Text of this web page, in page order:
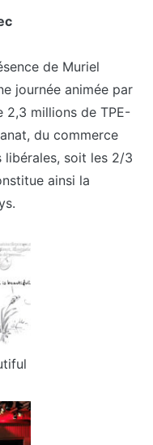
de Muriel
journée animée par
2,3 millions de TPE-
du commerce
soit les 2/3
ainsi la